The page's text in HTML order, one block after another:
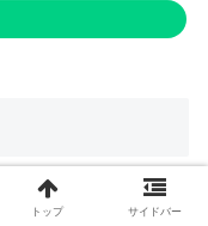
トップ サイドバー